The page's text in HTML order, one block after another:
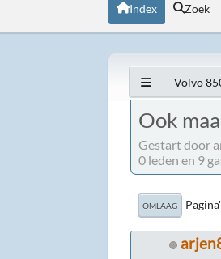
Index Zoek
Volvo
Ook
Gestart door
0 leden en 9
OMLAAG